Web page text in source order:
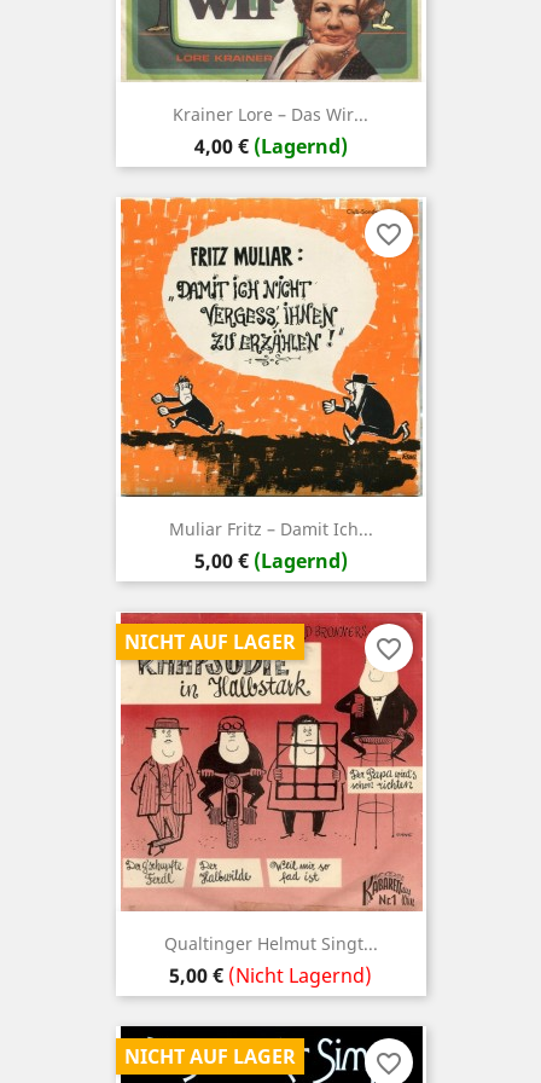
Krainer ‎Lore – Das Wir...
Preis
4,00 € (Lagernd)
Muliar ‎Fritz – Damit Ich...
Preis
5,00 € (Lagernd)
favorite_border
Qualtinger Helmut Singt...
Preis
5,00 € (Nicht Lagernd)
NICHT AUF LAGER favorite_border
NICHT AUF LAGER favorite_border